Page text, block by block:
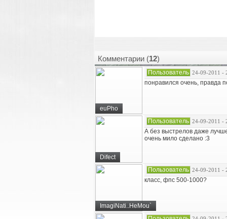
Комментарии (12)
euPho
Пользователь 24-09-2011 -
понравился очень, правда
Difect
Пользователь 24-09-2011 -
А без выстрелов даже
очень мило сделано :3
ImagiNati..HeMou`
Пользователь 24-09-2011 -
класс, фпс 500-1000?